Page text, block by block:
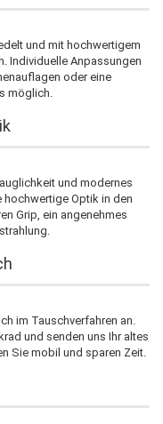
und mit hochwertigem
Individuelle Anpassungen
oder eine
möglich.
und modernes
hochwertige Optik in den
Grip, ein angenehmes
im Tauschverfahren an.
und senden uns Ihr altes
Sie mobil und sparen Zeit.